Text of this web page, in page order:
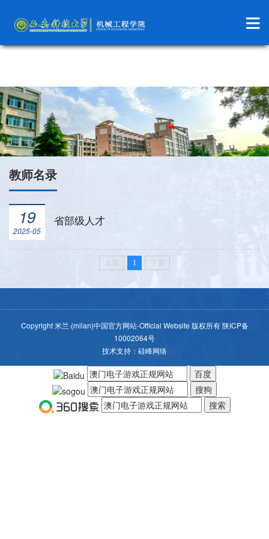
米兰milan官网
教师名录
19
2025-05
省部级人才
上页 1 下页
Copyright 米兰·(milan)中国官方网站-Official Website 版权所有陕ICP备
10002064号
技术支持： 硅峰网络